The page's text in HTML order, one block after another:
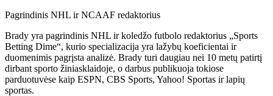
Pagrindinis NHL ir NCAAF redaktorius
Brady yra pagrindinis NHL ir koledžo futbolo redaktorius „Sports
Betting Dime“, kurio specializacija yra lažybų koeficientai ir
duomenimis pagrįsta analizė. Brady turi daugiau nei 10 metų patirtį
dirbant sporto žiniasklaidoje, o darbus publikuoja tokiose
parduotuvėse kaip ESPN, CBS Sports, Yahoo! Sportas ir lapių
sportas.